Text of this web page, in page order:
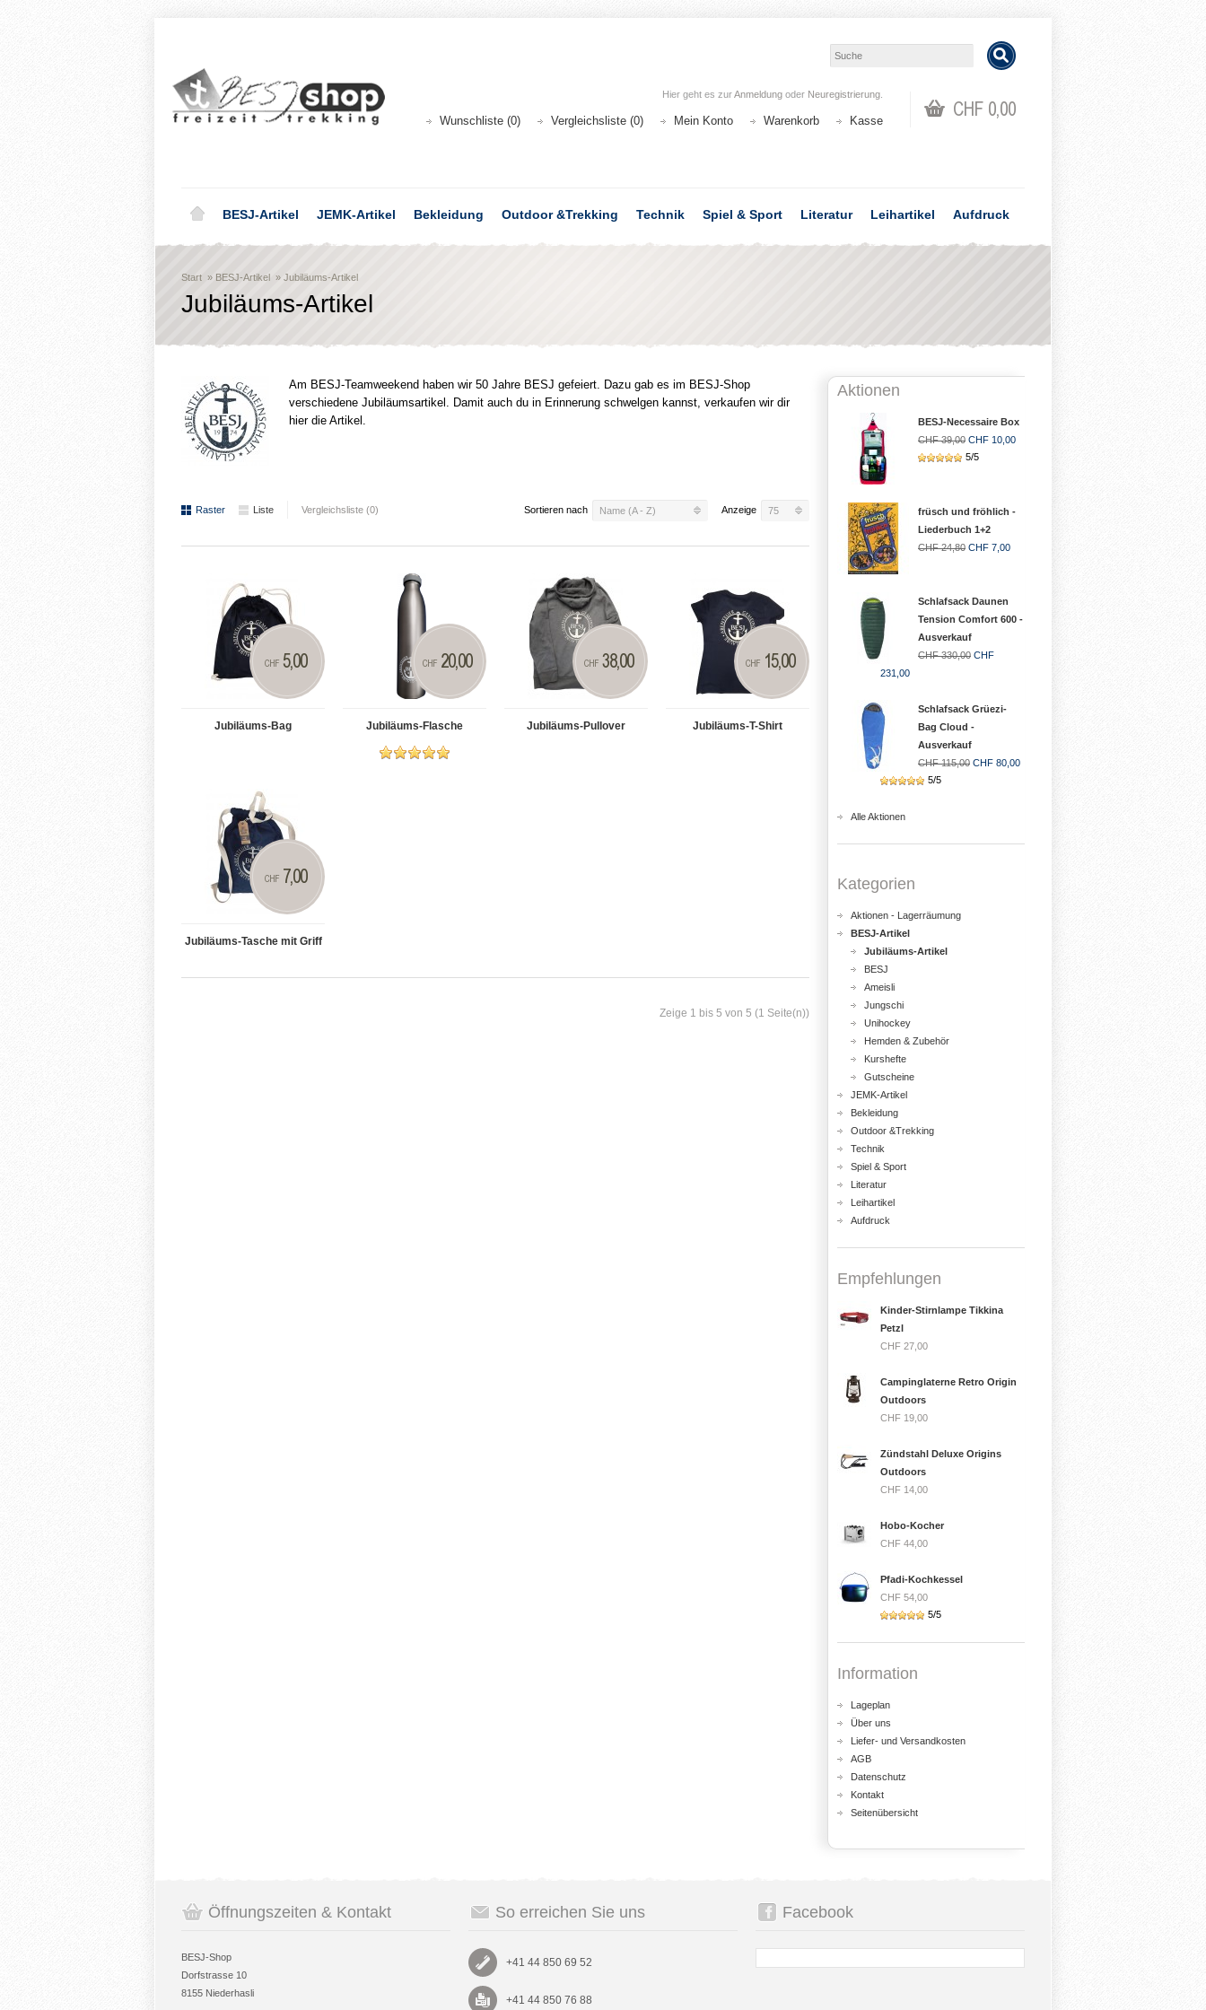
CHF 0,00
Hier geht es zurAnmeldung oder Neuregistrierung
Wunschliste (0) Vergleichsliste (0) Mein Konto Warenkorb Kasse
BESJ-Artikel JEMK-Artikel Bekleidung Outdoor &Trekking Technik Spiel & Sport Literatur Leihartikel Aufdruck
Start » BESJ-Artikel » Jubiläums-Artikel
Jubiläums-Artikel
Am BESJ-Teamweekend haben wir 50 Jahre BESJ gefeiert. Dazu gab es im BESJ-Shop
verschiedene Jubiläumsartikel. Damit auch du in Erinnerung schwelgen kannst, verkaufen wir dir
hier die Artikel.
Sortieren nach Name (A - Z) Anzeige 75
Raster Liste Vergleichsliste (0)
Jubiläums-Bag
CHF 5,00
Jubiläums-Flasche
CHF 20,00
Jubiläums-Pullover
CHF 38,00
Jubiläums-T-Shirt
CHF 15,00
Jubiläums-Tasche mit Griff
CHF 7,00
Zeige 1 bis 5 von 5 (1 Seite(n))
Aktionen
BESJ-Necessaire Box
CHF 39,00 CHF 10,00
5/5
früsch und fröhlich -
Liederbuch 1+2
CHF 24,80 CHF 7,00
Schlafsack Daunen
Tension Comfort 600 -
Ausverkauf
CHF 330,00 CHF
231,00
Schlafsack Grüezi-
Bag Cloud -
Ausverkauf
CHF 115,00 CHF 80,00
5/5
Alle Aktionen
Kategorien
Aktionen - Lagerräumung
BESJ-Artikel
Jubiläums-Artikel
BESJ
Ameisli
Jungschi
Unihockey
Hemden & Zubehör
Kurshefte
Gutscheine
JEMK-Artikel
Bekleidung
Outdoor &Trekking
Technik
Spiel & Sport
Literatur
Leihartikel
Aufdruck
Empfehlungen
Kinder-Stirnlampe Tikkina
Petzl
CHF 27,00
Campinglaterne Retro Origin
Outdoors
CHF 19,00
Zündstahl Deluxe Origins
Outdoors
CHF 14,00
Hobo-Kocher
CHF 44,00
Pfadi-Kochkessel
CHF 54,00
5/5
Information
Lageplan
Über uns
Liefer- und Versandkosten
AGB
Datenschutz
Kontakt
Seitenübersicht
Öffnungszeiten & Kontakt
BESJ-Shop
Dorfstrasse 10
8155 Niederhasli
So erreichen Sie uns
+41 44 850 69 52
+41 44 850 76 88
Facebook